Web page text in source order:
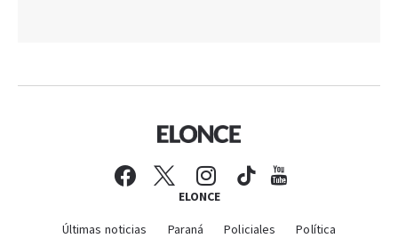
ELONCE
Últimas noticias Paraná Policiales
Política